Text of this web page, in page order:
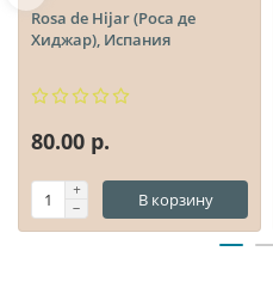
Rosa de Hijar (Роса де
Хиджар), Испания
80.00 р.
В корзину